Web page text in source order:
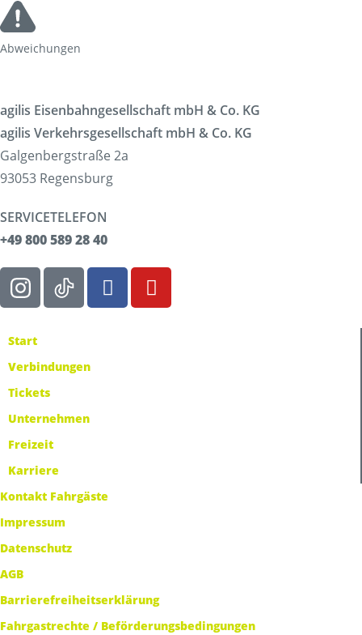
Abweichungen
agilis Eisenbahngesellschaft mbH & Co. KG
agilis Verkehrsgesellschaft mbH & Co. KG
Galgenbergstraße 2a
93053 Regensburg
SERVICETELEFON
+49 800 589 28 40
Start
Verbindungen
Tickets
Unternehmen
Freizeit
Karriere
Kontakt Fahrgäste
Impressum
Datenschutz
AGB
Barrierefreiheitserklärung
Fahrgastrechte / Beförderungsbedingungen